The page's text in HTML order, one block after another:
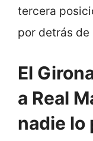
tercera
por detrás de
El
a Real
nadie lo